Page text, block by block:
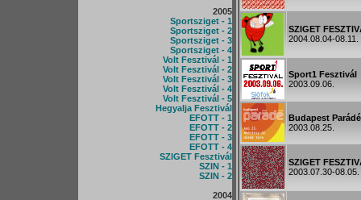
2005
Sportsziget - 1
Sportsziget - 2
Sportsziget - 3
Sportsziget - 4
Volt Fesztivál - 1
Volt Fesztivál - 2
Volt Fesztivál - 3
Volt Fesztivál - 4
Volt Fesztivál - 5
Hegyalja Fesztivál
EFOTT - 1
EFOTT - 2
EFOTT - 3
EFOTT - 4
SZIGET Fesztivál
SZIN - 1
SZIN - 2
2004
SZIGET
2004.08.04-08.11.
Sport1 Fesztivál
2003.09.06.
Budapest Parádé
2003.08.25.
SZIGET
2003.07.30-08.05.